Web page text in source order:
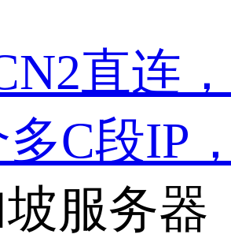
直连
多C段IP
服务器